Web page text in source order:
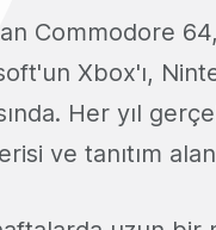
Commodore
Xbox'ı,
Her yıl
ve tanıtım